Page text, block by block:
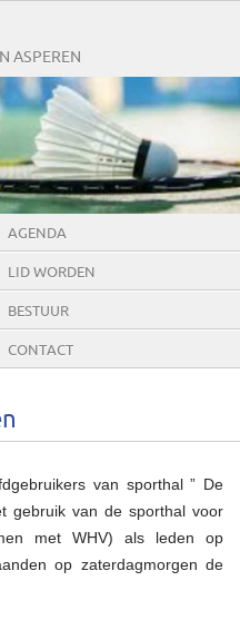
ASPEREN
AGENDA
LID WORDEN
BESTUUR
CONTACT
van sporthal ” De
gebruik van de sporthal voor
met WHV) als leden op
op zaterdagmorgen de